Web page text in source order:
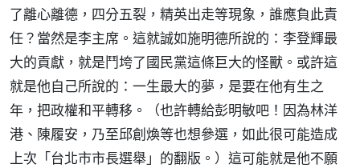
了離心離德，四分五裂，精英出走等現象，誰應負此責
任？當然是李主席。這就誠如施明德所說的：李登輝最
大的貢獻，就是鬥垮了國民黨這條巨大的怪獸。或許這
就是他自己所說的：一生最大的夢，是要在他有生之
年，把政權和平轉移。（也許轉給彭明敏吧！因為林洋
港、陳履安，乃至邱創煥等也想參選，如此很可能造成
上次「台北市市長選舉」的翻版。）這可能就是他不願